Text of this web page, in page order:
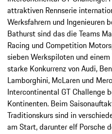
attraktiven Rennserie
Werksfahrern und Ingenieuren
Bathurst sind das die Teams
Racing und Competition
sieben Werkspiloten und
starke Konkurrenz von Audi,
Lamborghini, McLaren und
Intercontinental GT Challenge
Kontinenten. Beim
Traditionskurs sind in
am Start, darunter elf Porsche